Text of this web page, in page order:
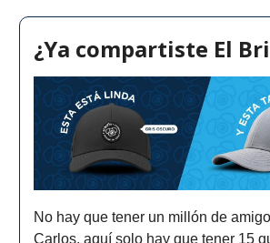
¿Ya compartiste El
No hay que tener un millón de
Carlos, aquí solo hay que tener 15